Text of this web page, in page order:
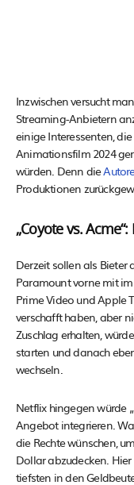
Inzwischen versucht
Streaming-Anbietern
einige Interessenten,
Animationsfilm 2024
würden. Denn die
Produktionen
„Coyote vs.
Derzeit sollen als Bieter
Paramount vorne mit
Prime Video und Apple
verschafft haben, aber
Zuschlag erhalten,
starten und danach
wechseln.
Netflix hingegen würde
Angebot integrieren.
die Rechte wünschen,
Dollar abzudecken.
tiefsten in den